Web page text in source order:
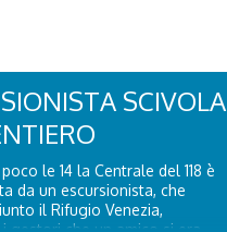
SCIVOLA
le 14 la Centrale del 118 è
da un escursionista, che
il Rifugio Venezia,